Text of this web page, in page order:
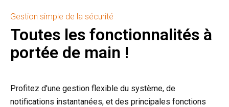
Gestion simple de la sécurité
Toutes les fonctionnalités à
portée de main !
Profitez d'une gestion flexible du système, de
notifications instantanées, et des principales fonctions